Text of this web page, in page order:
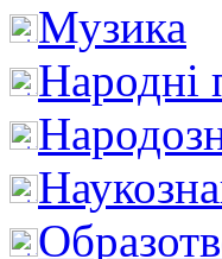
Музика
Народні